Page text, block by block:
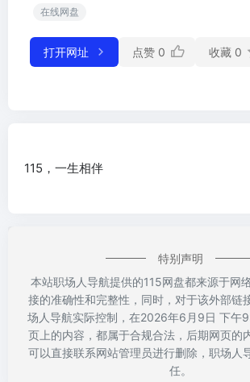
在线网盘
打开网址 点赞 0 收藏 0
115，一生相伴
特别声明
本站职场人导航提供的115网盘都来源于网
接的准确性和完整性，同时，对于该外部链
场人导航实际控制，在2026年6月9日 下午
页上的内容，都属于合规合法，后期网页的
可以直接联系网站管理员进行删除，职场人
任。